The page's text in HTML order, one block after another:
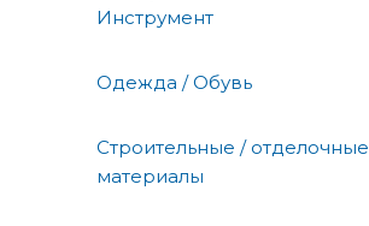
Инструмент
Одежда / Обувь
Строительные / отделочные
материалы